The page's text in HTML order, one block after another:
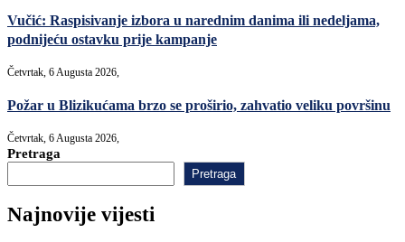
Vučić: Raspisivanje izbora u narednim danima ili nedeljama,
podnijeću ostavku prije kampanje
Četvrtak, 6 Augusta 2026,
Požar u Blizikućama brzo se proširio, zahvatio veliku površinu
Četvrtak, 6 Augusta 2026,
Pretraga
Pretraga
Najnovije vijesti